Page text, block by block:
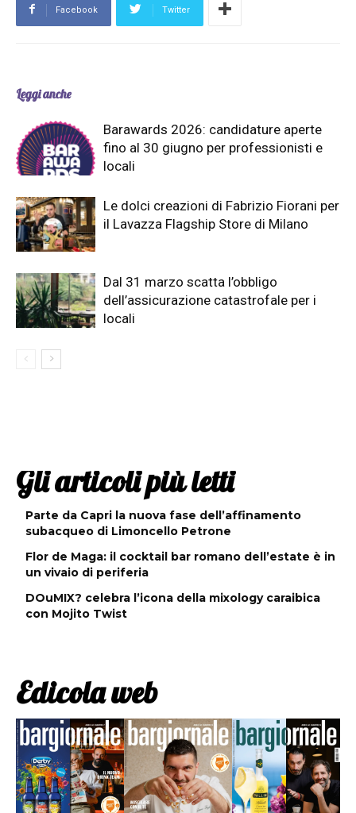
Facebook Twitter
Leggi anche
Barawards 2026: candidature aperte
fino al 30 giugno per professionisti e
locali
Le dolci creazioni di Fabrizio Fiorani per
il Lavazza Flagship Store di Milano
Dal 31 marzo scatta l’obbligo
dell’assicurazione catastrofale per i
locali
Gli articoli più letti
Parte da Capri la nuova fase dell’affinamento
subacqueo di Limoncello Petrone
Flor de Maga: il cocktail bar romano dell’estate è in
un vivaio di periferia
DOuMIX? celebra l’icona della mixology caraibica
con Mojito Twist
Edicola web